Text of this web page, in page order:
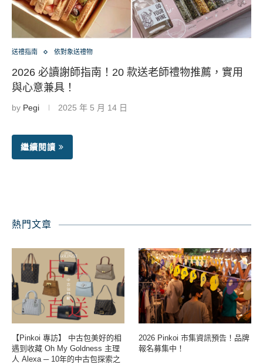
送禮指南 依對象送禮物
2026 必讀謝師指南！20 款送老師禮物推薦，實用
與心意兼具！
by Pegi 2025 年 5 月 14 日
繼續閱讀
熱門文章
【Pinkoi 專訪】 中古包美好的相
遇到收藏 Oh My Goldness 主理
人 Alexa ─ 10年的中古包探索之
2026 Pinkoi 市集資訊預告！品牌
報名募集中！